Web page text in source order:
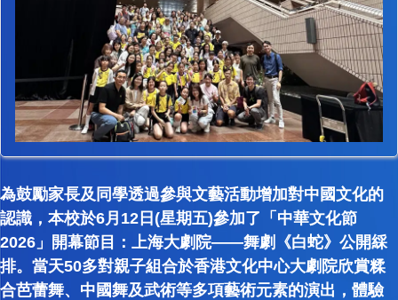
為鼓勵家長及同學透過參與文藝活動增加對中國文化的
認識，本校於6月12日(星期五)參加了「中華文化節
2026」開幕節目：上海大劇院——舞劇《白蛇》公開綵
排。當天50多對親子組合於香港文化中心大劇院欣賞糅
合芭蕾舞、中國舞及武術等多項藝術元素的演出，體驗